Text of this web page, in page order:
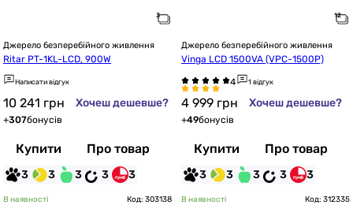
Джерело безперебійного живлення
Ritar PT-1KL-LCD, 900W
Написати відгук
10 241 грн Хочеш дешевше?
+307бонусів
Купити Про товар
3 3 3 3 3
Джерело безперебійного живлення
Vinga LCD 1500VA (VPC-1500P)
1 відгук
4 999 грн Хочеш дешевше?
+49бонусів
Купити Про товар
3 3 3 3 3
В наявності Код: 303138 В наявності Код: 312335